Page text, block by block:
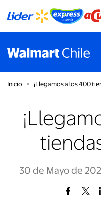
Inicio ˃ ¡Llegamos a los 400
30 de Mayo de